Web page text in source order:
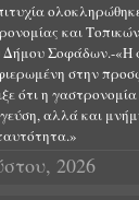
και Τοπικών
Σοφάδων.-«Η
στην
ότι η
αλλά και
2026